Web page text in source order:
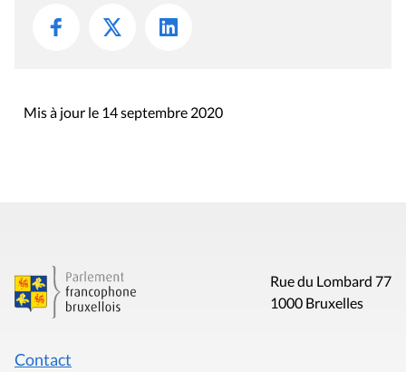
Mis à jour le 14 septembre 2020
Rue du Lombard 77
1000 Bruxelles
Contact